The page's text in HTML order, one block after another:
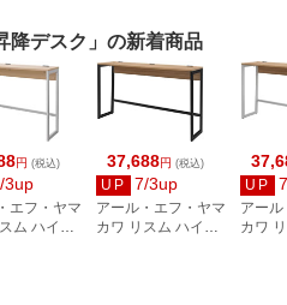
降デスク」の新着商品
円 (税込)
3up
エフ・ヤマ
ム ハイデ
37,688円 (税込)
UP 7/3up
アール・エフ・ヤマ
カワ リスム ハイデ
UP
アー
カワ